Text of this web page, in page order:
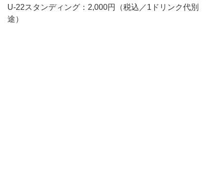
U-22スタンディング：2,000円（税込／1ドリンク代別
途）